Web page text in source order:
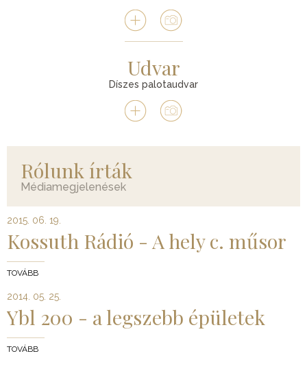
Udvar
Díszes palotaudvar
Rólunk írták
Médiamegjelenések
2015. 06. 19.
Kossuth Rádió - A hely c. műsor
TOVÁBB
2014. 05. 25.
Ybl 200 - a legszebb épületek
TOVÁBB